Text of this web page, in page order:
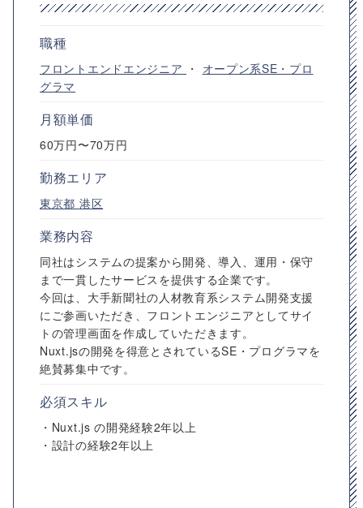
職種
フロントエンドエンジニア ・ オープン系SE・プロ
グラマ
月額単価
60万円〜70万円
勤務エリア
東京都 港区
業務内容
同社はシステムの提案から開発、導入、運用・保守
まで一貫したサービスを提供する企業です。
今回は、大手新聞社の人材教育系システム開発支援
にご参画いただき、フロントエンジニアとしてサイ
トの管理画面を作成していただきます。
Nuxt.jsの開発を得意とされているSE・プログラマを
絶賛募集中です。
必須スキル
・Nuxt.js の開発経験2年以上
・設計の経験2年以上